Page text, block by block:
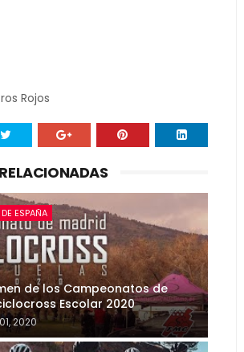
Rojos
ESPAÑA
de los Campeonatos de
Escolar 2020
2020